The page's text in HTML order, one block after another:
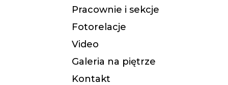
Pracownie i sekcje
Fotorelacje
Video
Galeria na piętrze
Kontakt